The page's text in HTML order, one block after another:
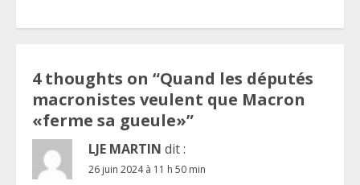
4 thoughts on “Quand les députés
macronistes veulent que Macron
«ferme sa gueule»”
LJE MARTIN dit :
26 juin 2024 à 11 h 50 min